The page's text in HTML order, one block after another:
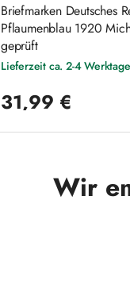
Briefmarken Deutsches
Pflaumenblau 1920
geprüft
Lieferzeit ca. 2-4 Werktage
31,99 €
Wir